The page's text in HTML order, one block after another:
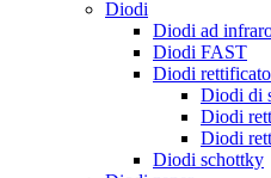
Diodi
Diodi ad
Diodi FAST
Diodi
Diodi di
Diodi
Diodi
Diodi schottky